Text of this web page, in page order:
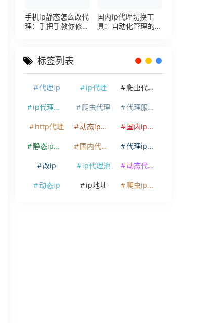
手机ip静态怎么改代
理：手把手教你修改
国内ip代理切换工
具：自动化管理的效
标签列表
代理ip ip代理
爬虫代理ip
ip代理软件
爬虫代理
代理服务器
http代理
动态ip代理
国内ip代理
静态ip代理
国内代理ip
代理ip软件
改ip
ip代理池
动态代理ip
动态ip
ip地址 爬虫ip代理